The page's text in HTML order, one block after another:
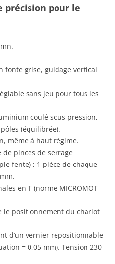
précision pour le
fonte grise, guidage vertical
sans jeu pour tous les
coulé sous pression,
(équilibrée).
même à haut régime.
de pinces de serrage
fente) ; 1 pièce de chaque
en T (norme MICROMOT
le positionnement du chariot
d’un vernier repositionnable
= 0,05 mm). Tension 230